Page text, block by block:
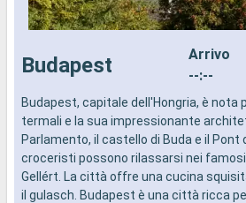
Budapest
Arrivo
--:--
Budapest, capitale dell'Hongria, è nota
termali e la sua impressionante
Parlamento, il castello di Buda e il Pont
croceristi possono rilassarsi nei
Gellért. La città offre una cucina
il gulasch. Budapest è una città ricca